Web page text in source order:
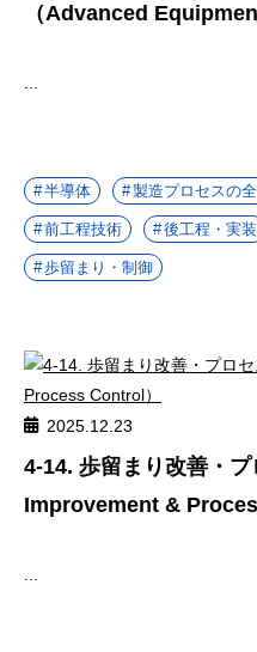
（Advanced
半導体 製造プロセスの
前工程技術 後工程・実装
歩留まり・制御
2025.12.23
4-14. 歩留まり改善・
Improvement &